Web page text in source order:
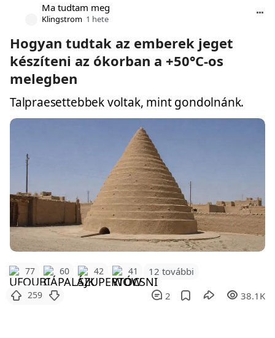
Ma tudtam meg
Klingstrom 1 hete
Hogyan tudtak az emberek jeget
készíteni az ókorban a +50°C-os
melegben
Talpraesettebbek voltak, mint gondolnánk.
77 60 42 41 12 további
259 2 38.1K